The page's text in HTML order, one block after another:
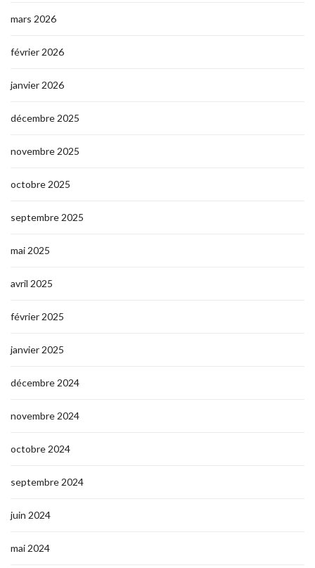
mars 2026
février 2026
janvier 2026
décembre 2025
novembre 2025
octobre 2025
septembre 2025
mai 2025
avril 2025
février 2025
janvier 2025
décembre 2024
novembre 2024
octobre 2024
septembre 2024
juin 2024
mai 2024